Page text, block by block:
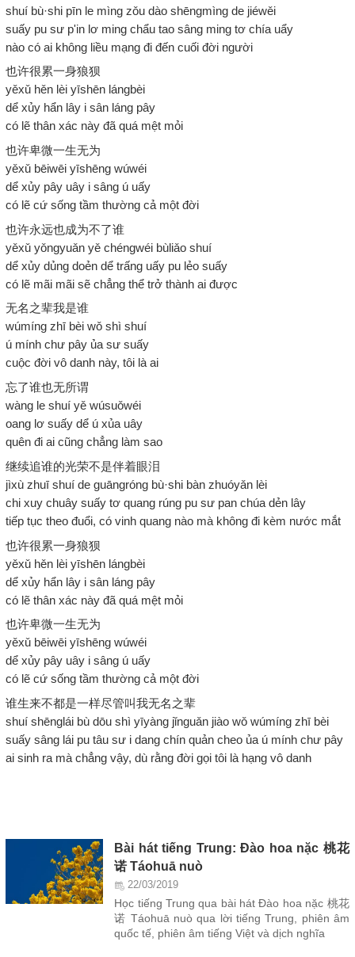
shuí bù·shi pīn le mìng zǒu dào shēngmìng de jiéwěi
suấy pu sư p'in lơ ming chẩu tao sâng ming tơ chía uẩy
nào có ai không liều mạng đi đến cuối đời người
也许很累一身狼狈
yěxǔ hěn lèi yīshēn lángbèi
dể xủy hẩn lây i sân láng pây
có lẽ thân xác này đã quá mệt mỏi
也许卑微一生无为
yěxǔ bēiwēi yīshēng wúwéi
dể xủy pây uây i sâng ú uấy
có lẽ cứ sống tầm thường cả một đời
也许永远也成为不了谁
yěxǔ yǒngyuǎn yě chéngwéi bùliǎo shuí
dể xủy dủng doẻn dể trấng uấy pu lẻo suấy
có lẽ mãi mãi sẽ chẳng thể trở thành ai được
无名之辈我是谁
wúmíng zhī bèi wǒ shì shuí
ú mính chư pây ủa sư suấy
cuộc đời vô danh này, tôi là ai
忘了谁也无所谓
wàng le shuí yě wúsuǒwéi
oang lơ suấy dể ú xủa uây
quên đi ai cũng chẳng làm sao
继续追谁的光荣不是伴着眼泪
jìxù zhuī shuí de guāngróng bù·shi bàn zhuóyǎn lèi
chi xuy chuây suấy tơ quang rúng pu sư pan chúa dẻn lây
tiếp tục theo đuổi, có vinh quang nào mà không đi kèm nước mắt
也许很累一身狼狈
yěxǔ hěn lèi yīshēn lángbèi
dể xủy hẩn lây i sân láng pây
có lẽ thân xác này đã quá mệt mỏi
也许卑微一生无为
yěxǔ bēiwēi yīshēng wúwéi
dể xủy pây uây i sâng ú uấy
có lẽ cứ sống tầm thường cả một đời
谁生来不都是一样尽管叫我无名之辈
shuí shēnglái bù dōu shì yīyàng jǐnguǎn jiào wǒ wúmíng zhī bèi
suấy sâng lái pu tâu sư i dang chín quản cheo ủa ú mính chư pây
ai sinh ra mà chẳng vậy, dù rằng đời gọi tôi là hạng vô danh
Bài hát tiếng Trung: Đào hoa nặc 桃花
诺 Táohuā nuò
22/03/2019
Học tiếng Trung qua bài hát Đào hoa nặc 桃花
诺 Táohuā nuò qua lời tiếng Trung, phiên âm
quốc tế, phiên âm tiếng Việt và dịch nghĩa